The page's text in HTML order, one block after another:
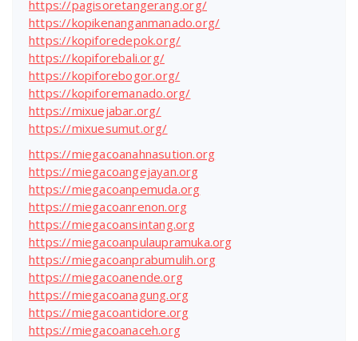
https://pagisoretangerang.org/
https://kopikenanganmanado.org/
https://kopiforedepok.org/
https://kopiforebali.org/
https://kopiforebogor.org/
https://kopiforemanado.org/
https://mixuejabar.org/
https://mixuesumut.org/
https://miegacoanahnasution.org
https://miegacoangejayan.org
https://miegacoanpemuda.org
https://miegacoanrenon.org
https://miegacoansintang.org
https://miegacoanpulaupramuka.org
https://miegacoanprabumulih.org
https://miegacoanende.org
https://miegacoanagung.org
https://miegacoantidore.org
https://miegacoanaceh.org